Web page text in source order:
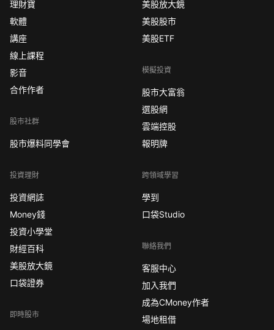
理財寶
軟體
講座
線上課程
影音
合作作者
股市社群
股市爆料同學會
投資理財
投資網誌
Money錢
投資小學堂
財經百科
美股放大鏡
口袋證券
即時股市
美股放大鏡
美股股市
美股ETF
模擬投資
股市大富翁
選股網
雲端控股
報明牌
跨領域學習
學到
口袋Studio
聯絡我們
客服中心
加入我們
成為CMoney作者
場地租借